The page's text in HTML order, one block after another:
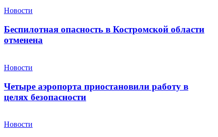
Новости
Беспилотная опасность в Костромской области
отменена
Новости
Четыре аэропорта приостановили работу в
целях безопасности
Новости